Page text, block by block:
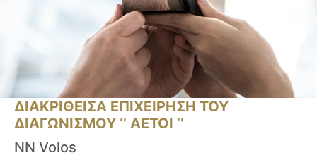
ΔΙΑΚΡΙΘΕΙΣΑ ΕΠΙΧΕΙΡΗΣΗ ΤΟΥ
ΔΙΑΓΩΝΙΣΜΟΥ ‘’ ΑΕΤΟΙ ‘’
NN Volos